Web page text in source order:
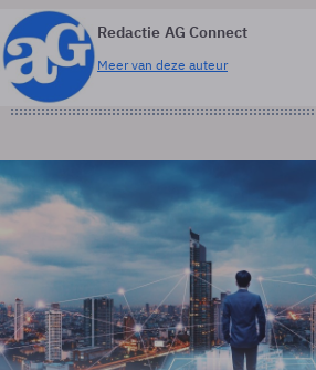
Redactie AG Connect
Meer van deze auteur